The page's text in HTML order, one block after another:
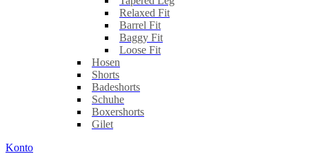
Relaxed Fit
Barrel Fit
Baggy Fit
Loose Fit
Hosen
Shorts
Badeshorts
Schuhe
Boxershorts
Gilet
Konto